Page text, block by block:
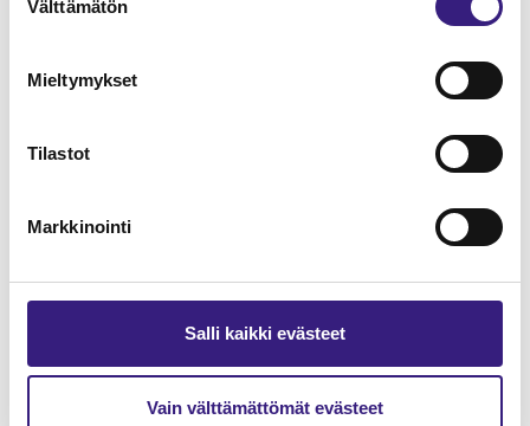
valinta
Välttämätön
Mieltymykset
Tilastot
Markkinointi
Salli kaikki evästeet
Vain välttämättömät evästeet
TILAA TÄSTÄ